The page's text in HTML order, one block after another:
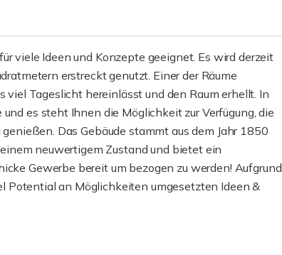
viele Ideen und Konzepte geeignet. Es wird derzeit
erstreckt genutzt. Einer der Räume
Tageslicht hereinlässt und den Raum erhellt. In
es steht Ihnen die Möglichkeit zur Verfügung, die
Das Gebäude stammt aus dem Jahr 1850
neuwertigem Zustand und bietet ein
Gewerbe bereit um bezogen zu werden! Aufgrund
Potential an Möglichkeiten umgesetzten Ideen &